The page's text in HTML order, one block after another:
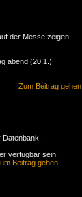
der Messe zeigen
abend (20.1.)
Zum Beitrag gehen
verfügbar sein.
Beitrag gehen